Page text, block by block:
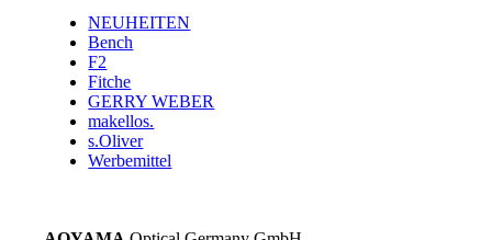
NEUHEITEN
Bench
F2
Fitche
GERRY WEBER
makellos.
s.Oliver
Werbemittel